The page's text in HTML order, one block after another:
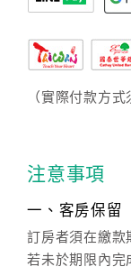
（實際付款方
注意事項
一、客房保留
訂房者須在繳款
若未於期限內完